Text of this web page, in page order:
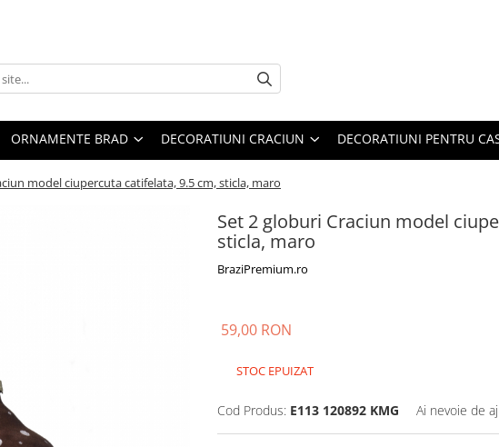
ORNAMENTE BRAD DECORATIUNI CRACIUN DECORATIUNI PENTRU
model ciupercuta catifelata, 9.5 cm, sticla, maro
Set 2 globuri Craciun model
sticla, maro
BraziPremium.ro
59,00 RON
STOC EPUIZAT
Cod Produs: E113 120892 KMG Ai nevoie de